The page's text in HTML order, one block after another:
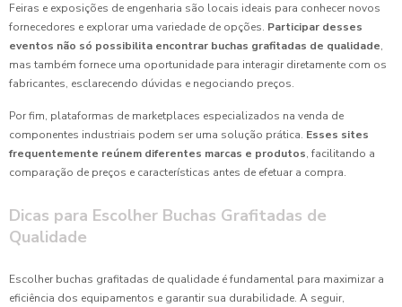
Feiras e exposições de engenharia são locais ideais para conhecer novos
fornecedores e explorar uma variedade de opções. Participar desses
eventos não só possibilita encontrar buchas grafitadas de qualidade,
mas também fornece uma oportunidade para interagir diretamente com os
fabricantes, esclarecendo dúvidas e negociando preços.
Por fim, plataformas de marketplaces especializados na venda de
componentes industriais podem ser uma solução prática. Esses sites
frequentemente reúnem diferentes marcas e produtos, facilitando a
comparação de preços e características antes de efetuar a compra.
Dicas para Escolher Buchas Grafitadas de
Qualidade
Escolher buchas grafitadas de qualidade é fundamental para maximizar a
eficiência dos equipamentos e garantir sua durabilidade. A seguir,